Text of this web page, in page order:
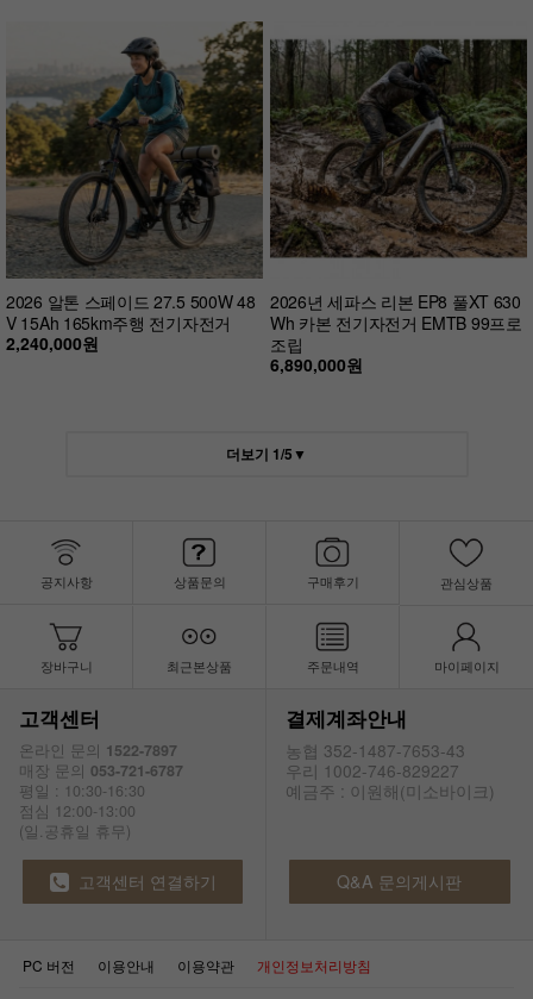
2026 알톤 스페이드 27.5 500W 48
V 15Ah 165km주행 전기자전거
2,240,000원
2026년 세파스 리본 EP8 풀XT 630
Wh 카본 전기자전거 EMTB 99프로
조립
6,890,000원
더보기 1/5▼
공지사항 상품문의 구매후기 관심상품
장바구니 최근본상품 주문내역 마이페이지
고객센터
온라인 문의 1522-7897
매장 문의 053-721-6787
평일 : 10:30-16:30
점심 12:00-13:00
(일.공휴일 휴무)
결제계좌안내
농협 352-1487-7653-43
우리 1002-746-829227
예금주 : 이원해(미소바이크)
고객센터 연결하기 Q&A 문의게시판
PC 버전 이용안내 이용약관 개인정보처리방침